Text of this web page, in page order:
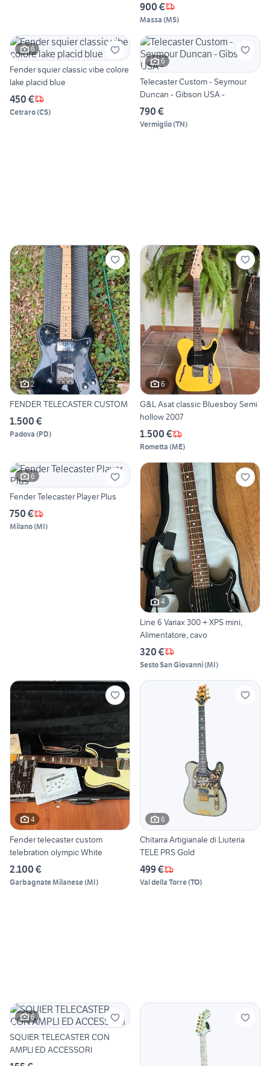
900 €
Massa (MS)
6
Fender squier classic vibe colore
lake placid blue
450 €
Cetraro(CS)
6
Telecaster Custom - Seymour
Duncan - Gibson USA -
790 €
Vermiglio(TN)
2
FENDER TELECASTER CUSTOM
1.500 €
Padova (PD)
6
G&L Asat classic Bluesboy Semi
hollow 2007
1.500 €
Rometta (ME)
6
Fender Telecaster Player Plus
750 €
Milano(MI)
4
Line 6 Variax 300 + XPS mini,
Alimentatore, cavo
320 €
Sesto San Giovanni(MI)
4
Fender telecaster custom
telebration olympic White
2.100 €
Garbagnate Milanese(MI)
6
Chitarra Artigianale di Liuteria
TELE PRS Gold
499 €
Val della Torre(TO)
6
SQUIER TELECASTER CON
AMPLI ED ACCESSORI